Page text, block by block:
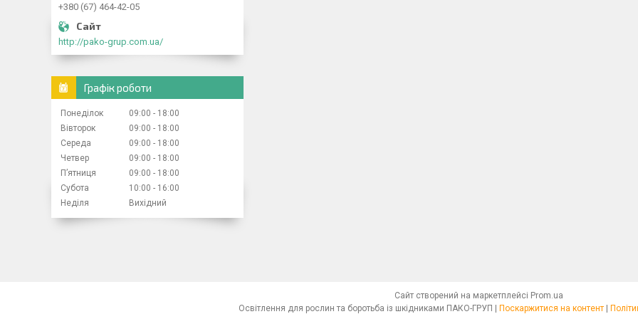
+380 (67) 464-42-05
http://pako-grup.com.ua/
Графік роботи
Понеділок 09:00
18:00
Вівторок
09:00
18:00
Середа
09:00
18:00
Четвер
09:00
18:00
Пʼятниця
09:00
18:00
Субота
10:00
16:00
Неділя
Вихідний
Сайт створений на маркетплейсі Prom.ua
Поскаржитися на контент